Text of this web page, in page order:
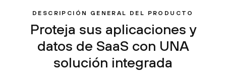
DESCRIPCIÓN GENERAL DEL PRODUCTO
Proteja sus aplicaciones y
datos de SaaS con UNA
solución integrada